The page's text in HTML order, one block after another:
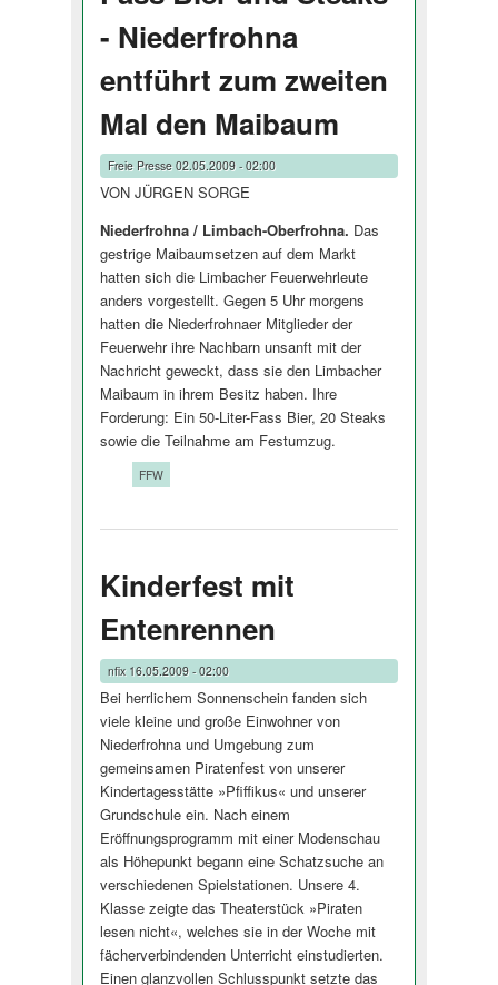
- Niederfrohna
entführt zum zweiten
Mal den Maibaum
Freie Presse02.05.2009 - 02:00
VON JÜRGEN SORGE
Niederfrohna / Limbach-Oberfrohna. Das
gestrige Maibaumsetzen auf dem Markt
hatten sich die Limbacher Feuerwehrleute
anders vorgestellt. Gegen 5 Uhr morgens
hatten die Niederfrohnaer Mitglieder der
Feuerwehr ihre Nachbarn unsanft mit der
Nachricht geweckt, dass sie den Limbacher
Maibaum in ihrem Besitz haben. Ihre
Forderung: Ein 50-Liter-Fass Bier, 20 Steaks
sowie die Teilnahme am Festumzug.
FFW
Kinderfest mit
Entenrennen
nfix16.05.2009 - 02:00
Bei herrlichem Sonnenschein fanden sich
viele kleine und große Einwohner von
Niederfrohna und Umgebung zum
gemeinsamen Piratenfest von unserer
Kindertagesstätte »Pfiffikus« und unserer
Grundschule ein. Nach einem
Eröffnungsprogramm mit einer Modenschau
als Höhepunkt begann eine Schatzsuche an
verschiedenen Spielstationen. Unsere 4.
Klasse zeigte das Theaterstück »Piraten
lesen nicht«, welches sie in der Woche mit
fächerverbindenden Unterricht einstudierten.
Einen glanzvollen Schlusspunkt setzte das